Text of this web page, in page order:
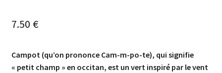
7.50 €
Campot(qu’on prononce Cam-m-po-te), qui signifie
« petit champ » en occitan, est un vert inspiré par le vent